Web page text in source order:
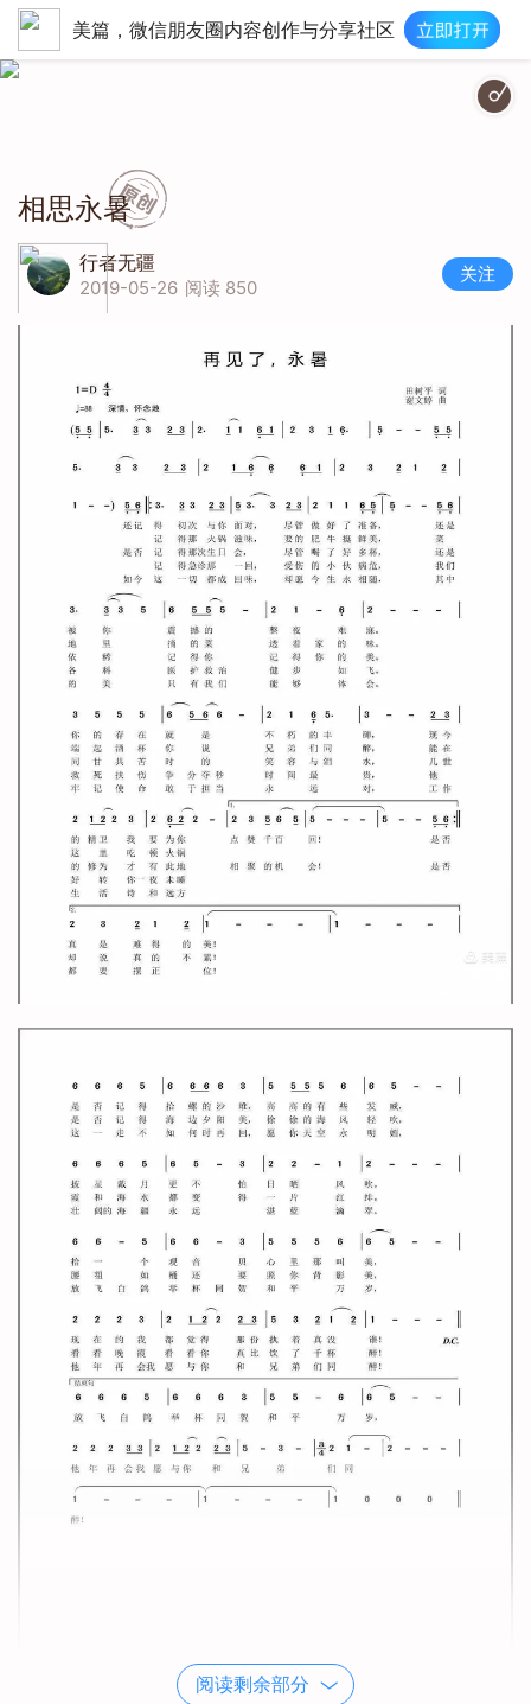
美篇，微信朋友圈内容创作与分享社区
相思永暑
行者无疆
2019-05-26 阅读 850
关注
阅读剩余部分
再见了，永暑